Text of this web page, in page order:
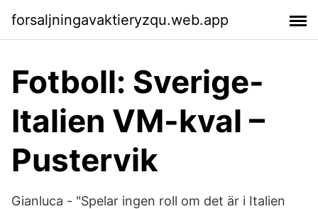
forsaljningavaktieryzqu.web.app
Fotboll: Sverige-
Italien VM-kval –
Pustervik
Gianluca - "Spelar ingen roll om det är i Italien